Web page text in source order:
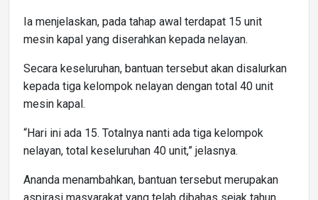
Ia menjelaskan, pada tahap awal terdapat 15 unit
mesin kapal yang diserahkan kepada nelayan.
Secara keseluruhan, bantuan tersebut akan disalurkan
kepada tiga kelompok nelayan dengan total 40 unit
mesin kapal.
“Hari ini ada 15. Totalnya nanti ada tiga kelompok
nelayan, total keseluruhan 40 unit,” jelasnya.
Ananda menambahkan, bantuan tersebut merupakan
aspirasi masyarakat yang telah dibahas sejak tahun